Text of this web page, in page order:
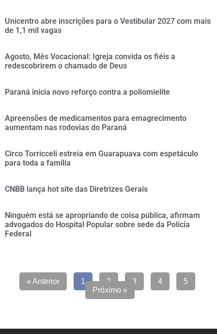
Unicentro abre inscrições para o Vestibular 2027 com mais
de 1,1 mil vagas
Agosto, Mês Vocacional: Igreja convida os fiéis a
redescobrirem o chamado de Deus
Paraná inicia novo reforço contra a poliomielite
Apreensões de medicamentos para emagrecimento
aumentam nas rodovias do Paraná
Circo Torricceli estreia em Guarapuava com espetáculo
para toda a família
CNBB lança hot site das Diretrizes Gerais
Ninguém está se apropriando de coisa pública, afirmam
advogados do Hospital Popular sobre sede da Polícia
Federal
« Anterior 1 2 3 4
5
Próximo »